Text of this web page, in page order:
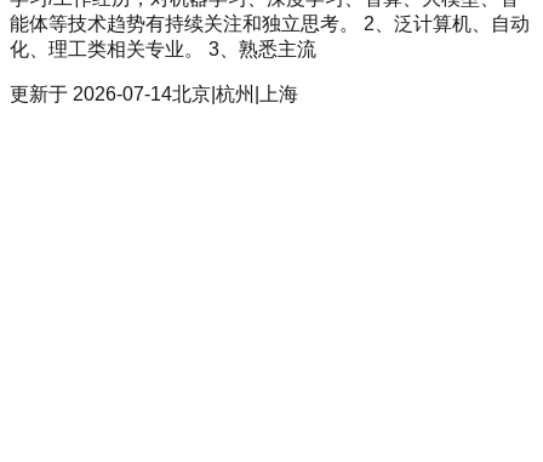
能体等技术趋势有持续关注和独立思考。 2、泛计算机、自动
化、理工类相关专业。 3、熟悉主流
更新于 2026-07-14北京|杭州|上海